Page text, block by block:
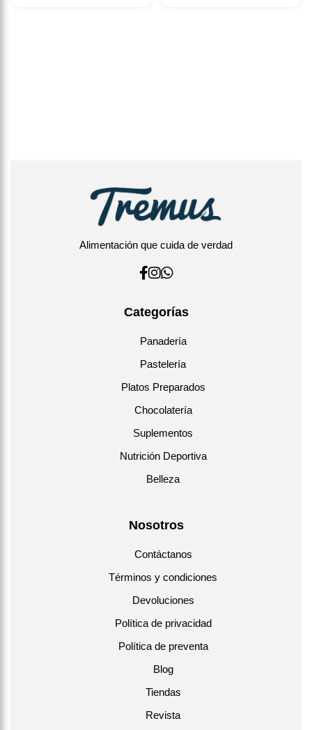
Alimentación que cuida de verdad
Categorías
Panadería
Pastelería
Platos Preparados
Chocolatería
Suplementos
Nutrición Deportiva
Belleza
Nosotros
Contáctanos
Términos y condiciones
Devoluciones
Política de privacidad
Política de preventa
Blog
Tiendas
Revista